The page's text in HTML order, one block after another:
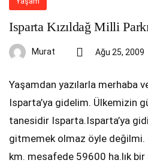
Isparta Kızıldağ Milli
Murat Ağu 25, 2009
Yaşamdan yazılarla merhaba
Isparta’ya gidelim. Ülkemizin
tanesidir Isparta.Isparta’ya
gitmemek olmaz öyle değilmi.
km. mesafede 59600 ha.lık bir